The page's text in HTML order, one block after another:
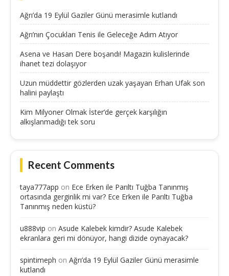
Ağrı’da 19 Eylül Gaziler Günü merasimle kutlandı
Ağrı’nın Çocukları Tenis ile Geleceğe Adım Atıyor
Asena ve Hasan Dere boşandı! Magazin kulislerinde
ihanet tezi dolaşıyor
Uzun müddettir gözlerden uzak yaşayan Erhan Ufak son
halini paylaştı
Kim Milyoner Olmak İster’de gerçek karşılığın
alkışlanmadığı tek soru
Recent Comments
taya777app on Ece Erken ile Parıltı Tuğba Tanınmış
ortasında gerginlik mi var? Ece Erken ile Parıltı Tuğba
Tanınmış neden küstü?
u888vip on Asude Kalebek kimdir? Asude Kalebek
ekranlara geri mi dönüyor, hangi dizide oynayacak?
spintimeph on Ağrı’da 19 Eylül Gaziler Günü merasimle
kutlandı